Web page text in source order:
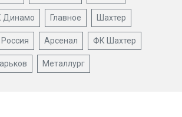
Динамо Главное Шахтер
Россия Арсенал ФК Шахтер
Металлург